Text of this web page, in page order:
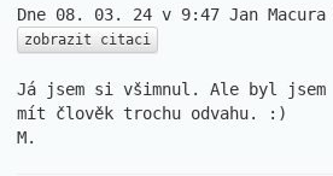
zobrazit citaci
Já jsem si všimnul. Ale byl jsem
mít člověk trochu odvahu. :)
M.